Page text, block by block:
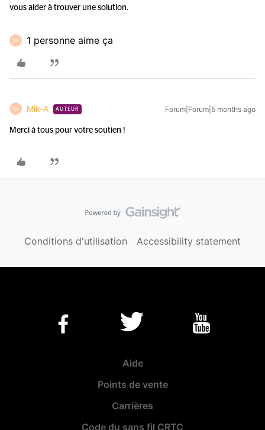
vous aider à trouver une solution.
M 1 personne aime ça
M Mik-A AUTEUR Forum|Forum|5 months ago
Merci à tous pour votre soutien !
Conditions d'utilisation Accessibility statement
Aide
Points de vente
Carrières
Code du sans fil CRTC